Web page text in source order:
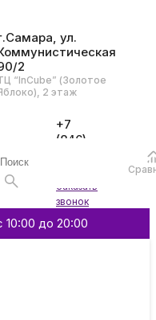
ул.
2
“InCube” (Золотое
2 этаж
+7
(846)
Заказать
звонок
до 20:00
и гаджеты